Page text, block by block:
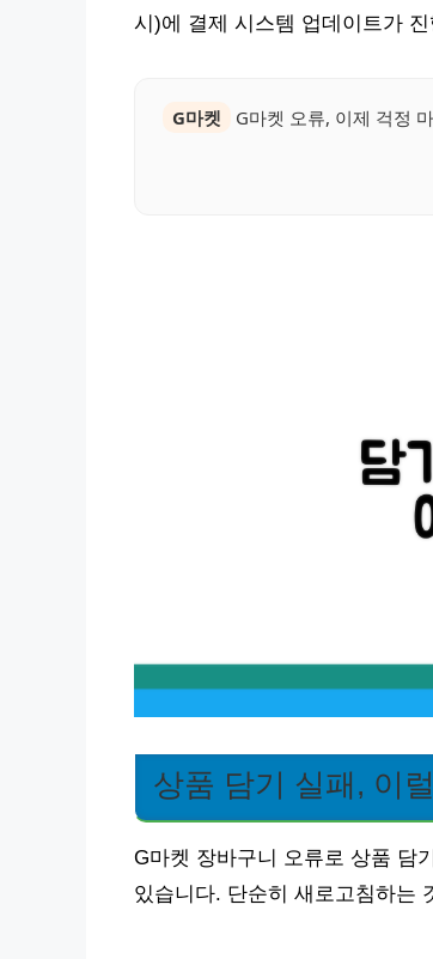
시)에 결제 시스템 업데이트가
G마켓
G마켓 오류, 이제 걱정
상품 담기 실패, 이
G마켓 장바구니 오류로 상품 담
있습니다. 단순히 새로고침하는